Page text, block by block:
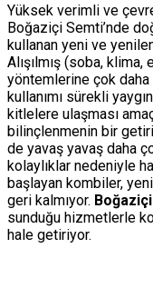
Yüksek verimli ve
Boğaziçi Semti’nde
kullanan yeni ve
Alışılmış (soba, klima,
yöntemlerine çok daha
kullanımı sürekli
kitlelere ulaşması
bilinçlenmenin bir
de yavaş yavaş daha
kolaylıklar nedeniyle
başlayan kombiler,
geri kalmıyor.
sunduğu hizmetlerle
hale getiriyor.